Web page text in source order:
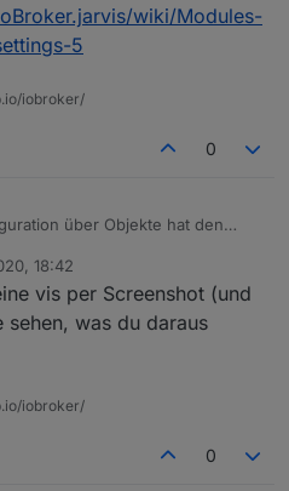
wiki/Modules-
5
iobroker/
0
über Objekte hat den
Trotzdem solltest Du darüber
nicht doch lieber eine
wie alle anderen Adapter
das würde es den User
dass wenn man bei
benutzen möchte, dann
"Aus" Buttons sichtbar. Wäre
konfigurieren könnte.
18:42
vis per Screenshot (und
was du daraus
iobroker/
0